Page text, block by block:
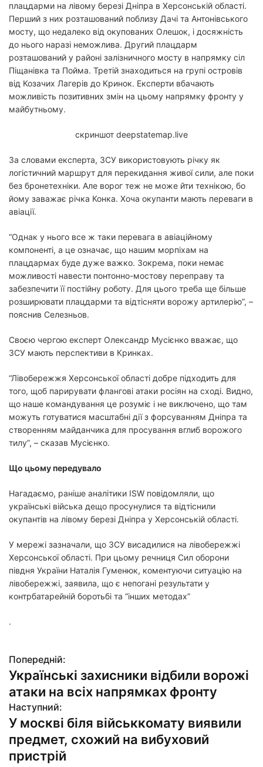
плацдарми на лівому березі Дніпра в Херсонській області.
Перший з них розташований поблизу Дачі та Антонівського
мосту, що недалеко від окупованих Олешок, і досяжність
до нього наразі неможлива. Другий плацдарм
розташований у районі залізничного мосту в напрямку сіл
Піщанівка та Пойма. Третій знаходиться на групі островів
від Козачих Лагерів до Кринок. Експерти вбачають
можливість позитивних змін на цьому напрямку фронту у
майбутньому.
скриншот deepstatemap.live
За словами експерта, ЗСУ використовують річку як
логістичний маршрут для перекидання живої сили, але поки
без бронетехніки. Але ворог теж не може йти технікою, бо
йому заважає річка Конка. Хоча окупанти мають переваги в
авіації.
“Однак у нього все ж таки перевага в авіаційному
компоненті, а це означає, що нашим морпіхам на
плацдармах буде дуже важко. Зокрема, поки немає
можливості навести понтонно-мостову переправу та
забезпечити її постійну роботу. Для цього треба ще більше
розширювати плацдарми та відтісняти ворожу артилерію”, –
пояснив Селезньов.
Своєю чергою експерт Олександр Мусієнко вважає, що
ЗСУ мають перспективи в Кринках.
“Лівобережжя Херсонської області добре підходить для
того, щоб парирувати флангові атаки росіян на сході. Видно,
що наше командування це розуміє і не виключено, що там
можуть готуватися масштабні дії з форсуванням Дніпра та
створенням майданчика для просування вглиб ворожого
тилу”, – сказав Мусієнко.
Що цьому передувало
Нагадаємо, раніше аналітики ISW повідомляли, що
українські війська дещо просунулися та відтіснили
окупантів на лівому березі Дніпра у Херсонській області.
У мережі зазначали, що ЗСУ висадилися на лівобережжі
Херсонської області. При цьому речниця Сил оборони
півдня України Наталія Гуменюк, коментуючи ситуацію на
лівобережжі, заявила, що є непогані результати у
контрбатарейній боротьбі та “інших методах”
.
Н
а
в
і
г
Попередній:
Українські захисники відбили ворожі
атаки на всіх напрямках фронту
Наступний:
У москві біля військкомату виявили
предмет, схожий на вибуховий
пристрій